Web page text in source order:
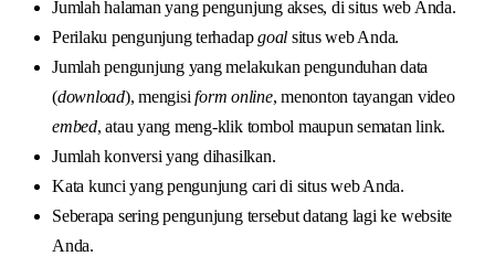
Jumlah halaman yang pengunjung akses, di situs web Anda.
Perilaku pengunjung terhadapgoal situs web Anda.
Jumlah pengunjung yang melakukan pengunduhan data
(download), mengisiform online, menonton tayangan video
embed, atau yang meng-klik tombol maupun sematan link.
Jumlah konversi yang dihasilkan.
Kata kunci yang pengunjung cari di situs web Anda.
Seberapa sering pengunjung tersebut datang lagi ke website
Anda.